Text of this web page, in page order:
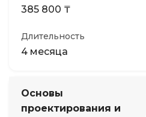
385 800 ₸
Длительность
4 месяца
Основы
проектирования и